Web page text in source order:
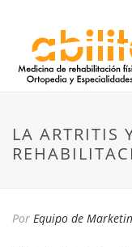
LA ARTRITIS
Por Equipo de